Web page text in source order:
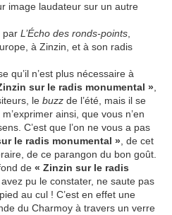
image laudateur sur un autre
par L’Écho des ronds-points
à Zinzin, et à son radis
qu’il n’est plus nécessaire à
sur le radis monumental »
le buzz de l’été, mais il se
ainsi, que vous n’en
C’est que l’on ne vous a pas
le radis monumental » , de cet
de ce parangon du bon goût.
de « Zinzin sur le radis
avez pu le constater, ne saute pas
au cul ! C’est en effet une
du Charmoy à travers un verre